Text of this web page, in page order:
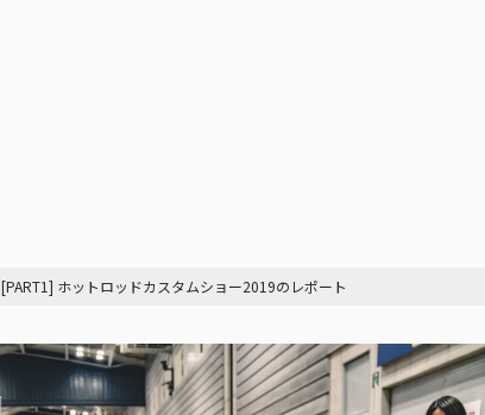
[PART1] ホットロッドカスタムショー2019のレポート